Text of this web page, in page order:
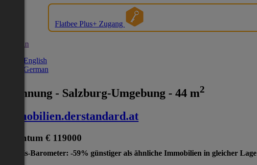
Flatbee Plus+ Zugang
German
English
German
Wohnung - Salzburg-Umgebung - 44 m2
immobilien.derstandard.at
Eigentum € 119000
Preis-Barometer: -59% günstiger als ähnliche Immobilien in gleicher Lage